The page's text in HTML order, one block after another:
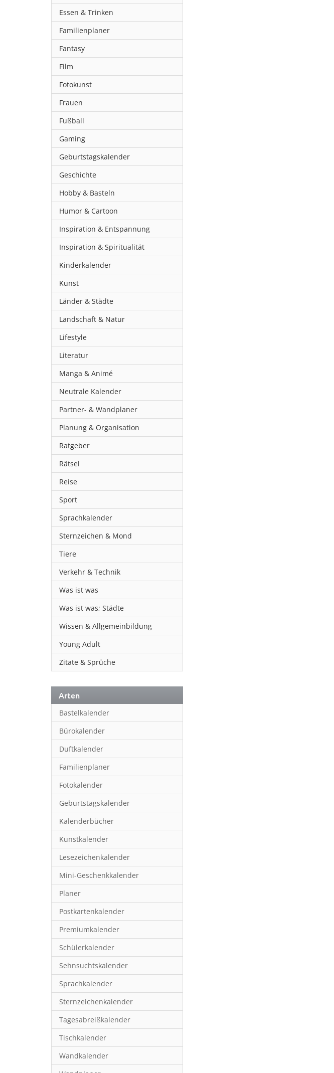
Essen & Trinken
Familienplaner
Fantasy
Film
Fotokunst
Frauen
Fußball
Gaming
Geburtstagskalender
Geschichte
Hobby & Basteln
Humor & Cartoon
Inspiration & Entspannung
Inspiration & Spiritualität
Kinderkalender
Kunst
Länder & Städte
Landschaft & Natur
Lifestyle
Literatur
Manga & Animé
Neutrale Kalender
Partner- & Wandplaner
Planung & Organisation
Ratgeber
Rätsel
Reise
Sport
Sprachkalender
Sternzeichen & Mond
Tiere
Verkehr & Technik
Was ist was
Was ist was; Städte
Wissen & Allgemeinbildung
Young Adult
Zitate & Sprüche
Arten
Bastelkalender
Bürokalender
Duftkalender
Familienplaner
Fotokalender
Geburtstagskalender
Kalenderbücher
Kunstkalender
Lesezeichenkalender
Mini-Geschenkkalender
Planer
Postkartenkalender
Premiumkalender
Schülerkalender
Sehnsuchtskalender
Sprachkalender
Sternzeichenkalender
Tagesabreißkalender
Tischkalender
Wandkalender